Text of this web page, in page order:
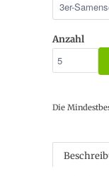
Anzahl
Die